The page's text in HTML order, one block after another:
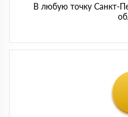
В любую точку Санкт-